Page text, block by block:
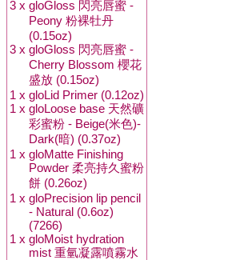
3 x gloGloss 閃亮唇蜜 -
Peony 粉裸牡丹
(0.15oz)
3 x gloGloss 閃亮唇蜜 -
Cherry Blossom 櫻花
盛放 (0.15oz)
1 x gloLid Primer (0.12oz)
1 x gloLoose base 天然礦
彩蜜粉 - Beige(米色)-
Dark(暗) (0.37oz)
1 x gloMatte Finishing
Powder 柔亮持久蜜粉
餅 (0.26oz)
1 x gloPrecision lip pencil
- Natural (0.6oz)
(7266)
1 x gloMoist hydration
mist 重氫凝露噴霧水